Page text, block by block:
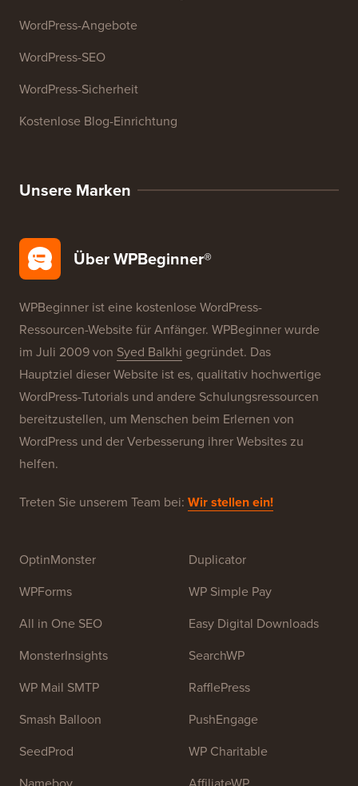
Ressourcen
WordPress-Kurse
WordPress-Glossar
WordPress-Produktbewertungen
WordPress-SEO
Kostenlose Blog-Einrichtung
Unsere Marken
Über WPBeginner®
WPBeginner ist eine kostenlose WordPress-
Ressourcen-Website für Anfänger. WPBeginner wurde
Hauptziel dieser Website ist es, qualitativ hochwertige
WordPress und der Verbesserung ihrer Websites zu
helfen.
Treten Sie unserem Team bei: Wir stellen ein!
OptinMonster
WPForms
All in One SEO
Duplicator
WP Simple Pay
Easy Digital Downloads